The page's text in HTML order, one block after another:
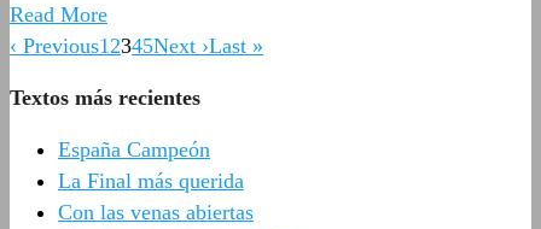
Read More
‹ Previous1 2345Next ›Last »
Textos más recientes
España Campeón
La Final más querida
Con las venas abiertas